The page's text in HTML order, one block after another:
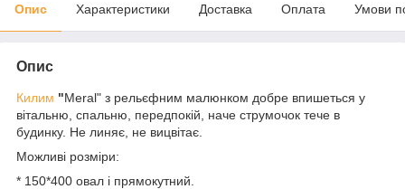
Опис Характеристики Доставка Оплата Умови
Опис
Килим "Meral" з рельєфним малюнком добре впишеться у
вітальню, спальню, передпокій, наче струмочок тече в
будинку. Не линяє, не вицвітає.
Можливі розміри:
* 150*400 овал і прямокутний.